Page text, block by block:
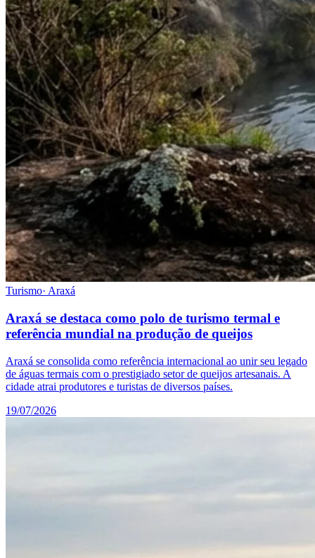
Turismo· Araxá
Araxá se destaca como polo de turismo termal e
referência mundial na produção de queijos
Araxá se consolida como referência internacional ao unir seu legado
de águas termais com o prestigiado setor de queijos artesanais. A
cidade atrai produtores e turistas de diversos países.
19/07/2026